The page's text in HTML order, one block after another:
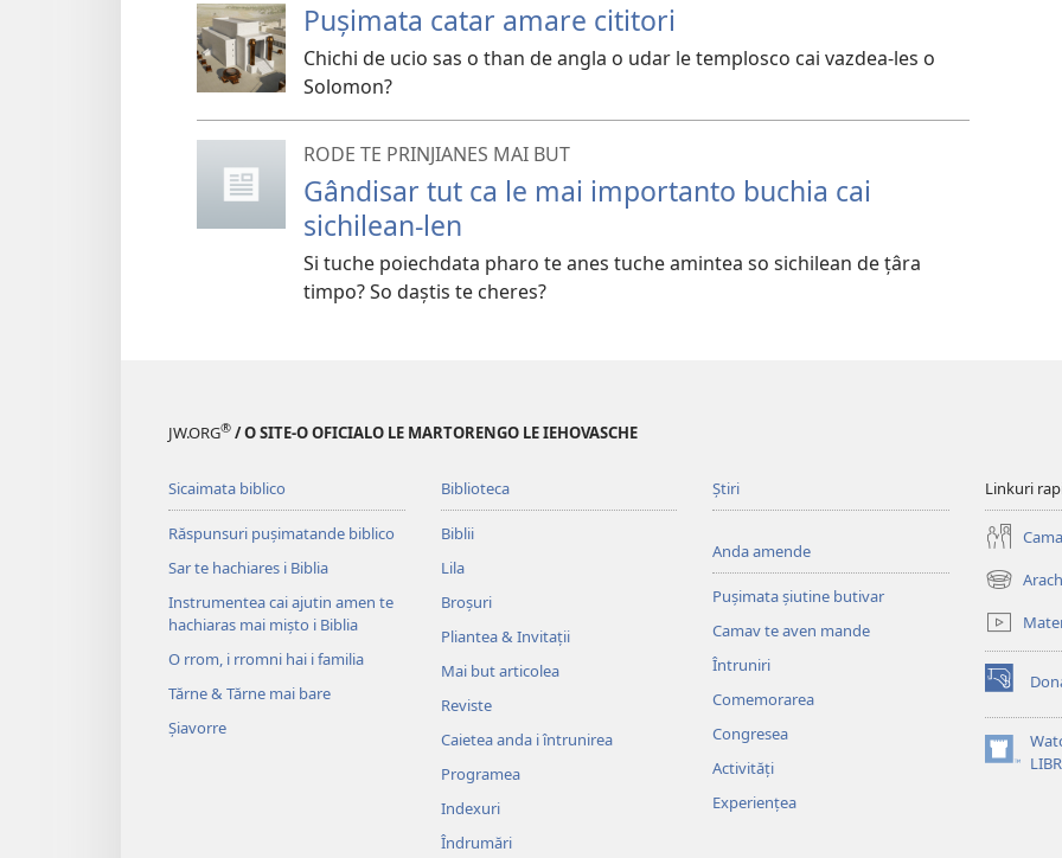
Pușimata catar amare cititori
Chichi de ucio sas o than de angla o udar le templosco cai vazdea-les o
Solomon?
RODE TE PRINJIANES MAI BUT
Gândisar tut ca le mai importanto buchia cai
sichilean-len
Si tuche poiechdata pharo te anes tuche amintea so sichilean de țâra
timpo? So daștis te cheres?
JW.ORG® / O SITE-O OFICIALO LE MARTORENGO LE IEHOVASCHE
Sicaimata biblico
Răspunsuri pușimatande biblico
Sar te hachiares i Biblia
Instrumentea cai ajutin amen te
hachiaras mai mișto i Biblia
O rrom, i rromni hai i familia
Tărne & Tărne mai bare
Șiavorre
Biblioteca
Biblii
Lila
Broșuri
Pliantea & Invitații
Mai but articolea
Reviste
Caietea anda i întrunirea
Programea
Indexuri
Îndrumări
Știri
Anda amende
Pușimata șiutine butivar
Camav te aven mande
Întruniri
Comemorarea
Congresea
Activități
Experiențea
Linkuri
(opens
new
window)
(opens
new
window)
(opens